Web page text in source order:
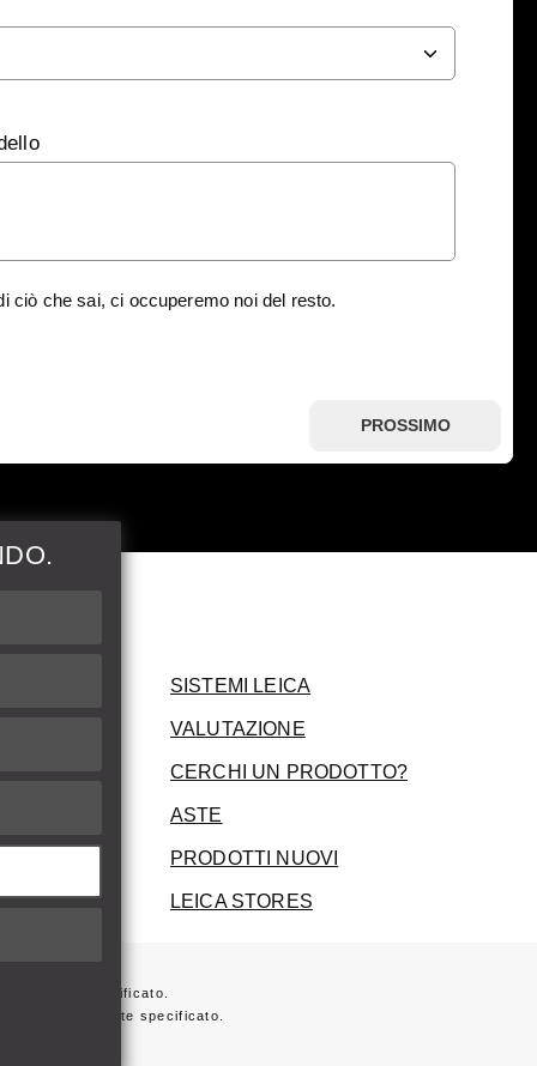
ciò che sai, ci occuperemo noi del resto.
PROSSIMO
SISTEMI LEICA
VALUTAZIONE
CERCHI UN PRODOTTO?
ASTE
PRODOTTI NUOVI
LEICA STORES
specificato.
non diversamente specificato.
sulla fattura.